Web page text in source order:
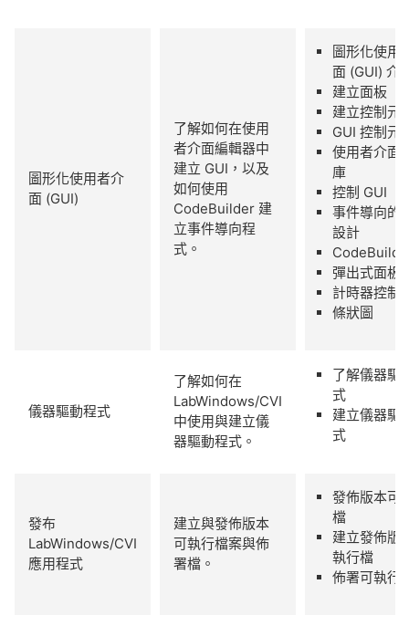
圖形化使用者介
面 (GUI)​
了解如何在使用
者介面編輯器中
建立 GUI，以及
如何使用
CodeBuilder 建
立事件導向程
式。
圖形化使用
面 (GUI) 介
建立面板
建立控制元
GUI 控制元
使用者介面
庫
控制 GUI​
事件導向的
設計
彈出式面板
計時器控制
條狀圖
儀器驅動程式
了解如何在
LabWindows/CVI
中使用與建立儀
器驅動程式。
了解儀器驅
式
建立儀器驅
式
發布
LabWindows/CVI
應用程式
建立與發佈版本
可執行檔案與佈
署檔。
發佈版本可
檔
建立發佈版
執行檔
佈署可執行